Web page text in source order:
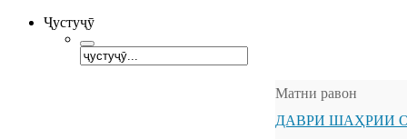
Ҷустуҷӯ
Матни равон
ДАВРИ ШАҲРИИ